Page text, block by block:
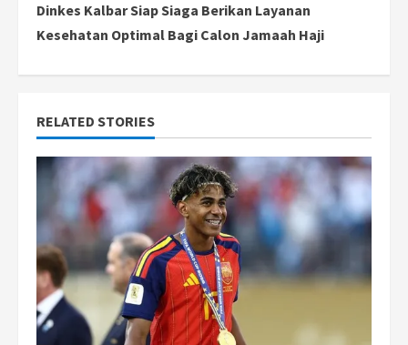
t
u
e
e
a
d
Dinkes Kalbar Siap Siaga Berikan Layanan
Kesehatan Optimal Bagi Calon Jamaah Haji
RELATED STORIES